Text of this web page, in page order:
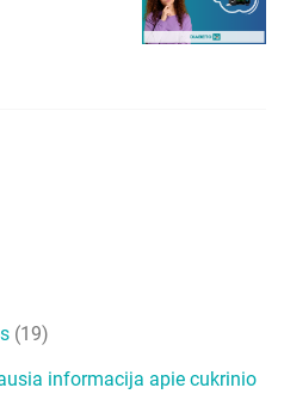
(19)
informacija apie cukrinio